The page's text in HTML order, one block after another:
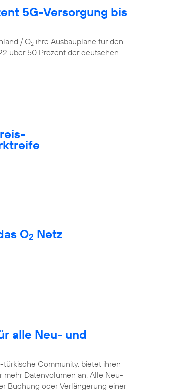
5G-Versorgung bis
/ O2 ihre Ausbaupläne für den
über 50 Prozent der deutschen
O2 Netz
alle Neu- und
Community, bietet ihren
mehr Datenvolumen an. Alle Neu-
Buchung oder Verlängerung einer